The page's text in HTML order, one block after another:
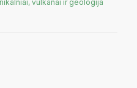
vulkanai ir geologija